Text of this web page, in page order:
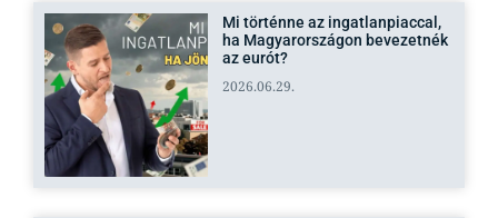
Mi történne az ingatlanpiaccal,
ha Magyarországon bevezetnék
az eurót?
2026.06.29.